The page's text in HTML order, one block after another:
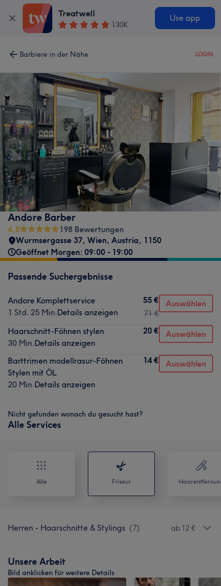
Treatwell
130K
Use app
Barbiere in der Nähe LOGIN
Andore Barber
4,8
198 Bewertungen
Wurmsergasse 37, Wien, Austria, 1150
Geöffnet Morgen: 09:00 - 19:00
Passende Suchergebnisse
Andore Komplettservice
1 Std. 25 Min.Details anzeigen
55 €
71 €
Auswählen
Haarschnitt-Föhnen stylen
30 Min.Details anzeigen
20 € Auswählen
Barttrimen modellrasur-Föhnen
Stylen mit ÖL
20 Min.Details anzeigen
14 € Auswählen
Nicht gefunden wonach du gesucht hast?
Alle Services
Alle Friseur
Herren - Haarschnitte & Stylings (7) ab 12 €
Unsere Arbeit
Bild anklicken für weitere Details